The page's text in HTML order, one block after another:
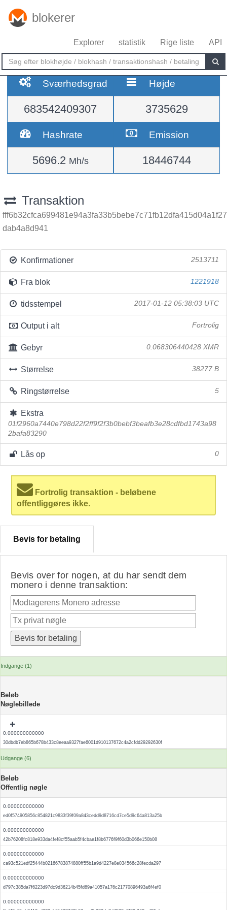
blokerer
Explorer statistik Rige liste API
Sværhedsgrad
683542409307
Højde
3735629
Hashrate
5696.2 Mh/s
Emission
18446744
Transaktion
fff6b32cfca699481e94a3fa33b5bebe7c71fb12dfa415d04a1f27
dab4a8d941
Konfirmationer 2513711
Fra blok 1221918
tidsstempel 2017-01-12 05:38:03 UTC
Output i alt Fortrolig
Gebyr 0.068306440428 XMR
Størrelse 38277 B
Ringstørrelse 5
Ekstra
01f2960a7440e798d22f2ff9f2f3b0bebf3beafb3e28cdfbd1743a98
2bafa83290
Lås op 0
Fortrolig transaktion - beløbene
offentliggøres ikke.
Bevis for betaling
Bevis over for nogen, at du har sendt dem
monero i denne transaktion:
Indgange (1)
Beløb
Nøglebillede
0.000000000000
30dbdb7eb865b678b433c8eeaa9327fae6001d910137672c4a2cfdd29292630f
Udgange (6)
Beløb
Offentlig nøgle
0.000000000000
ed0f574905856c854821c9833f39f09a843cedd9d8716cd7ce5d9c64a813a25b
0.000000000000
42b76208fc818e933da4fef8cf55aab5f4cbae1f8b6776f9f60d3b066e150b08
0.000000000000
ca93c521edf25444b02166783874880ff55b1a9d4227e8e034566c28fecda297
0.000000000000
d797c385da7f6223d97dc9d36214b45fd69a41057a176c21770896493a6f4ef0
0.000000000000